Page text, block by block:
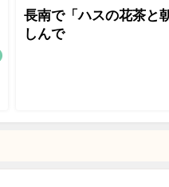
長南で「ハスの花茶
しんで